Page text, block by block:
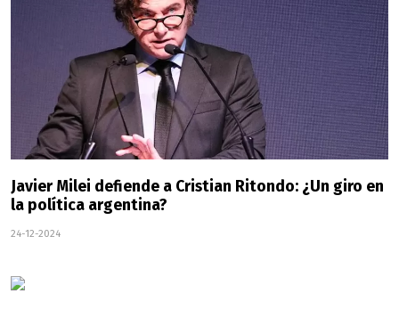
Javier Milei defiende a Cristian Ritondo: ¿Un giro en
la política argentina?
24-12-2024